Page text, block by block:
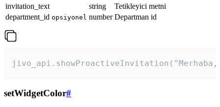
invitation_text
string
Tetikleyici metni
department_id opsiyonel number Departman id
setWidgetColor#